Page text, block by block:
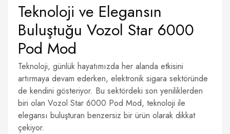
Teknoloji ve Elegansın
Buluştuğu Vozol Star 6000
Pod Mod
Teknoloji, günlük hayatımızda her alanda etkisini
artırmaya devam ederken, elektronik sigara sektöründe
de kendini gösteriyor. Bu sektördeki son yeniliklerden
biri olan Vozol Star 6000 Pod Mod, teknoloji ile
elegansı buluşturan benzersiz bir ürün olarak dikkat
çekiyor.